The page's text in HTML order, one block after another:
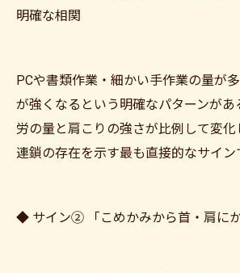
明確な相関
PCや書類作業・細かい手作業の量が
が強くなるという明確なパターンがあ
労の量と肩こりの強さが比例して変化
連鎖の存在を示す最も直接的なサイン
◆ サイン② 「こめかみから首・肩にか